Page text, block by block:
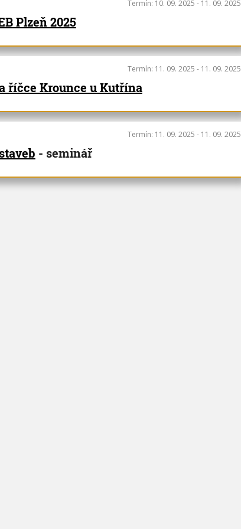
Termín: 10. 09. 2025 - 11. 09. 2025
Plzeň 2025
Termín: 11. 09. 2025 - 11. 09. 2025
říčce Krounce u Kutřína
Termín: 11. 09. 2025 - 11. 09. 2025
- seminář